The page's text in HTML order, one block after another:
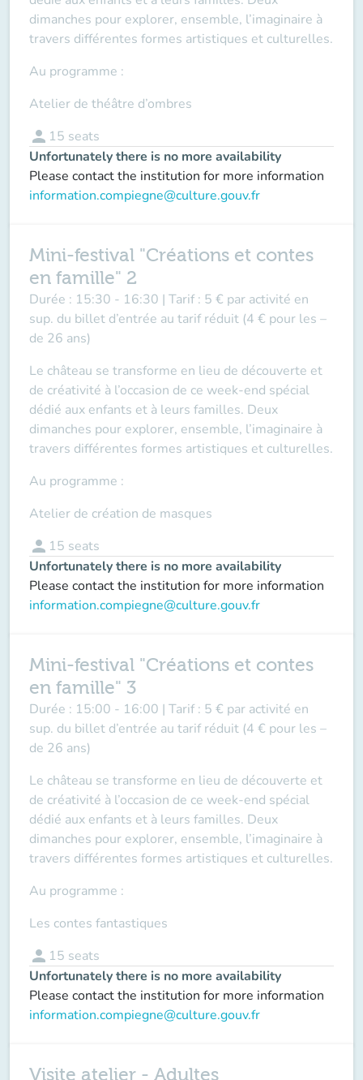
dimanches pour explorer, ensemble, l’imaginaire à
travers différentes formes artistiques et culturelles.
Au programme :
Atelier de théâtre d’ombres
person 15 seats
Unfortunately there is no more availability
Please contact the institution for more information
information.compiegne@culture.gouv.fr
Mini-festival "Créations et contes
en famille" 2
Durée : 15:30 - 16:30 | Tarif : 5 € par activité en
sup. du billet d’entrée au tarif réduit (4 € pour les –
de 26 ans)
Le château se transforme en lieu de découverte et
de créativité à l’occasion de ce week-end spécial
dédié aux enfants et à leurs familles. Deux
dimanches pour explorer, ensemble, l’imaginaire à
travers différentes formes artistiques et culturelles.
Au programme :
Atelier de création de masques
person 15 seats
Unfortunately there is no more availability
Please contact the institution for more information
information.compiegne@culture.gouv.fr
Mini-festival "Créations et contes
en famille" 3
Durée : 15:00 - 16:00 | Tarif : 5 € par activité en
sup. du billet d’entrée au tarif réduit (4 € pour les –
de 26 ans)
Le château se transforme en lieu de découverte et
de créativité à l’occasion de ce week-end spécial
dédié aux enfants et à leurs familles. Deux
dimanches pour explorer, ensemble, l’imaginaire à
travers différentes formes artistiques et culturelles.
Au programme :
Les contes fantastiques
person 15 seats
Unfortunately there is no more availability
Please contact the institution for more information
information.compiegne@culture.gouv.fr
Visite atelier - Adultes